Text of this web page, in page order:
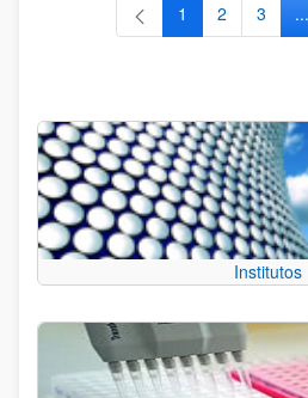
Página
1 Página
2 Página
3 ...
Institutos